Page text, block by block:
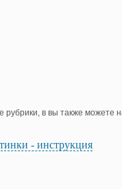
рубрики, в вы также можете
- инструкция